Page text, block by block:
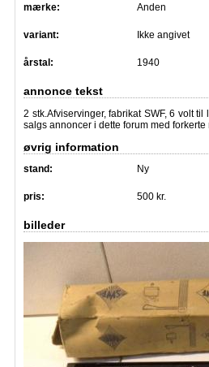
mærke: Anden
variant: Ikke angivet
årstal: 1940
annonce tekst
2 stk.Afviservinger, fabrikat SWF, 6 volt
salgs annoncer i dette forum med forkerte
øvrig information
stand: Ny
pris: 500 kr.
billeder